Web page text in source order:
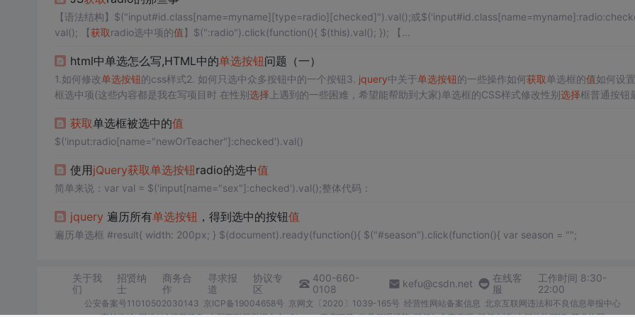
【语法结构】$("input#id.class[name=myname][type=radio][checked]").val();或
val(); 【获取radio选中项的值 】$(":radio").click(function(){ $(this).val(); }); 【...
html中单选怎么写,HTML中的单选按钮问题（一）
1.如何修改单选按钮的css样式2. 如何只选中众多按钮中的一个按钮3. jquery中关于单选按钮的一些操作如何获取单选框的值如何设
框选中项(这些内容都是我在写项目时 在性别选择 上遇到的一些困难，希望能帮助到大家)单选框的CSS样式修改性别选择框普通按钮
改cs...
获取单选框被选中的值
$('input:radio[name="newOrTeacher"]:checked').val()
使用jQuery获取单选按钮radio的选中值
简单来说：var val = $('input[name="sex"]:checked').val();整体代码：
jquery 遍历所有单选按钮 ，得到选中的按钮值
遍历单选框 #result{ width: 200px; } $(document).ready(function(){ $("#season").click(function(){ var season = "";
关于我
们
招贤纳
士
商务合
作
寻求报
道
协议专
区
400-660-
0108
kefu@csdn.net
在线客
服
工作时间 8:30-
22:00
公安备案号11010502030143 京ICP备19004658号 京网文〔2020〕1039-165号 经营性网站备案信息 北京互联网违法和不良信息举报中心